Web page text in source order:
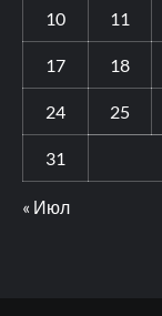
10 11
17 18
24 25
31
« Июл